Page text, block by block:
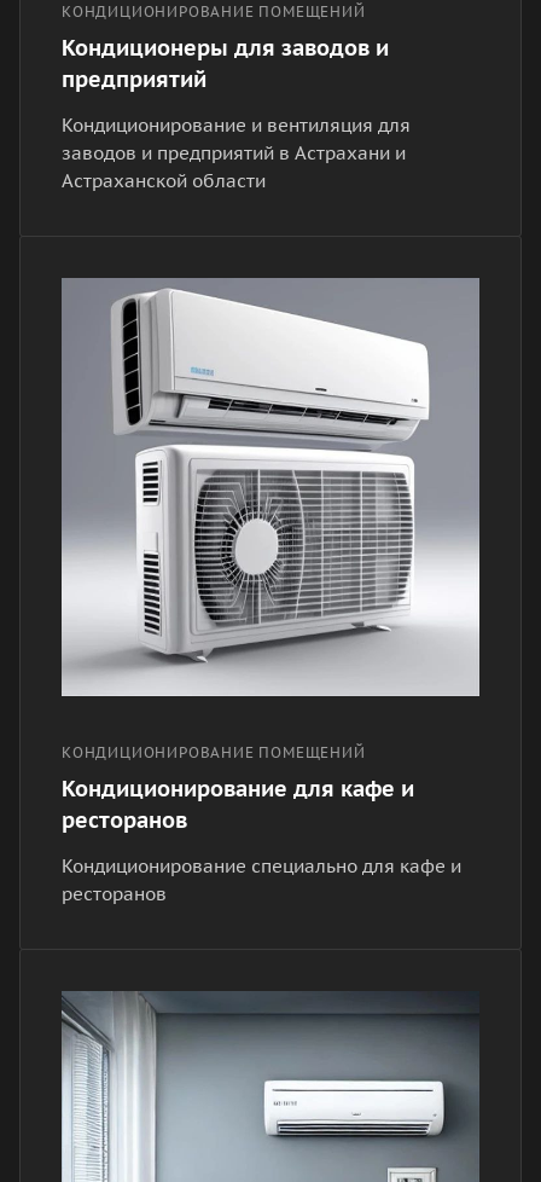
КОНДИЦИОНИРОВАНИЕ ПОМЕЩЕНИЙ
Кондиционеры для заводов и
предприятий
Кондиционирование и вентиляция для
заводов и предприятий в Астрахани и
Астраханской области
КОНДИЦИОНИРОВАНИЕ ПОМЕЩЕНИЙ
Кондиционирование для кафе и
ресторанов
Кондиционирование специально для кафе и
ресторанов